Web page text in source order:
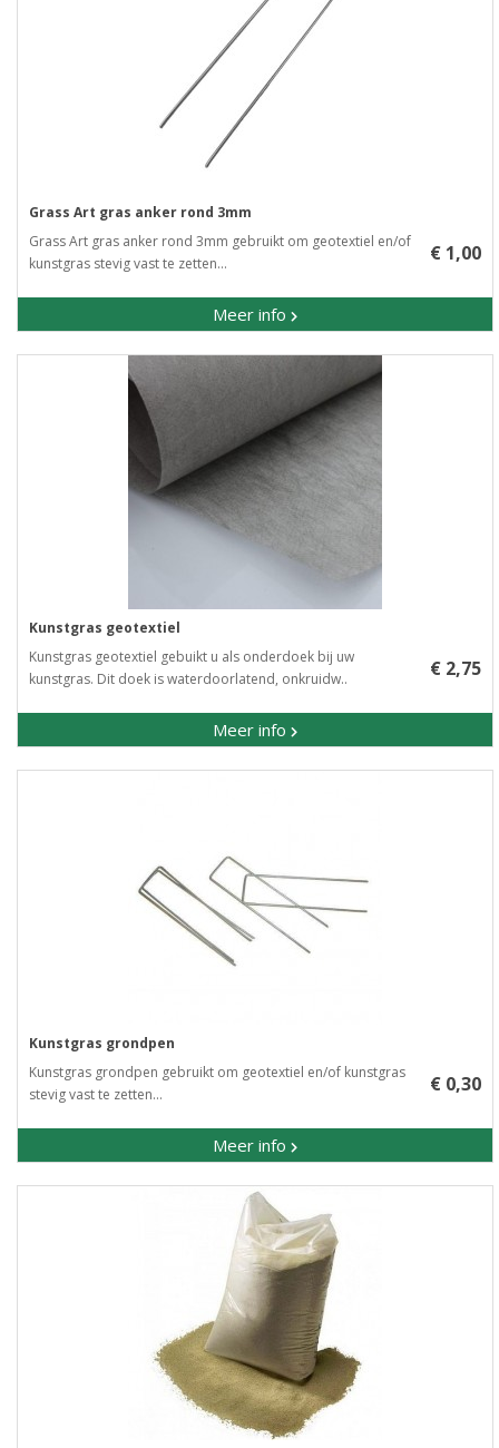
Grass Art gras anker rond 3mm
Grass Art gras anker rond 3mm gebruikt om geotextiel en/of
kunstgras stevig vast te zetten...
Meer info
€ 1,00
Kunstgras geotextiel
Kunstgras geotextiel gebuikt u als onderdoek bij uw
kunstgras. Dit doek is waterdoorlatend, onkruidw..
Meer info
€ 2,75
Kunstgras grondpen
Kunstgras grondpen gebruikt om geotextiel en/of kunstgras
stevig vast te zetten...
Meer info
€ 0,30